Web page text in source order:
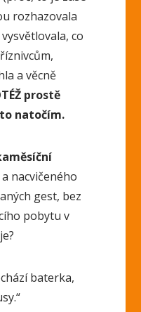
rozhazovala
co
a věcně
prostě
natočím.
nacvičeného
gest, bez
pobytu v
baterka,